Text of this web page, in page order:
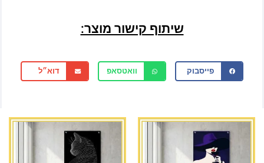
שיתוף קישור מוצר:
פייסבוק וואטסאפ דוא״ל